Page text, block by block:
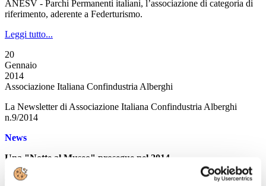
ANESV - Parchi Permanenti italiani, l’associazione di categoria di
riferimento, aderente a Federturismo.
Leggi tutto...
20
Gennaio
2014
Associazione Italiana Confindustria Alberghi
La Newsletter di Associazione Italiana Confindustria Alberghi
n.9/2014
News
Una "Notte al Museo" prosegue nel 2014
Il MiBact propone sabato 25 gennaio il 7° appuntamento
dell'iniziativa